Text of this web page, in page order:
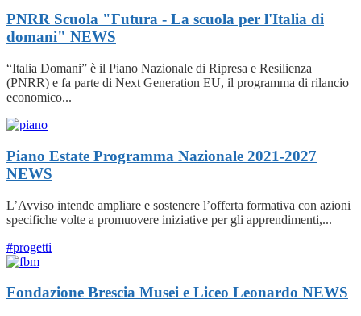
PNRR Scuola "Futura - La scuola per l'Italia di
domani" NEWS
“Italia Domani” è il Piano Nazionale di Ripresa e Resilienza
(PNRR) e fa parte di Next Generation EU, il programma di rilancio
economico...
Piano Estate Programma Nazionale 2021-2027
NEWS
L’Avviso intende ampliare e sostenere l’offerta formativa con azioni
specifiche volte a promuovere iniziative per gli apprendimenti,...
#progetti
Fondazione Brescia Musei e Liceo Leonardo NEWS